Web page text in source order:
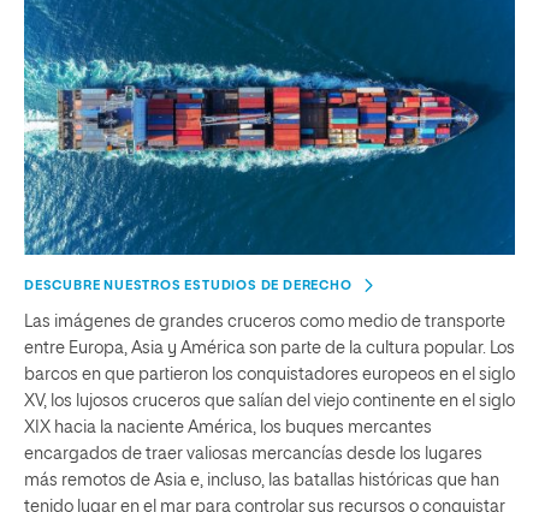
DESCUBRE NUESTROS ESTUDIOS DE DERECHO
Las imágenes de grandes cruceros como medio de transporte
entre Europa, Asia y América son parte de la cultura popular. Los
barcos en que partieron los conquistadores europeos en el siglo
XV, los lujosos cruceros que salían del viejo continente en el siglo
XIX hacia la naciente América, los buques mercantes
encargados de traer valiosas mercancías desde los lugares
más remotos de Asia e, incluso, las batallas históricas que han
tenido lugar en el mar para controlar sus recursos o conquistar